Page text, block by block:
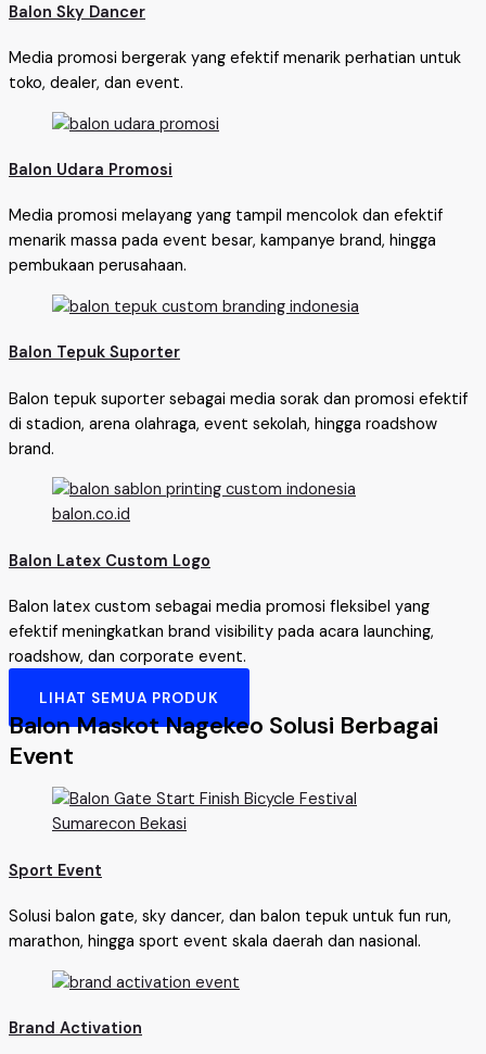
Balon Sky Dancer
Media promosi bergerak yang efektif menarik perhatian untuk
toko, dealer, dan event.
Balon Udara Promosi
Media promosi melayang yang tampil mencolok dan efektif
menarik massa pada event besar, kampanye brand, hingga
pembukaan perusahaan.
Balon Tepuk Suporter
Balon tepuk suporter sebagai media sorak dan promosi efektif
di stadion, arena olahraga, event sekolah, hingga roadshow
brand.
Balon Latex Custom Logo
Balon latex custom sebagai media promosi fleksibel yang
efektif meningkatkan brand visibility pada acara launching,
roadshow, dan corporate event.
LIHAT SEMUA PRODUK
Balon Maskot Nagekeo Solusi Berbagai
Event
Sport Event
Solusi balon gate, sky dancer, dan balon tepuk untuk fun run,
marathon, hingga sport event skala daerah dan nasional.
Brand Activation